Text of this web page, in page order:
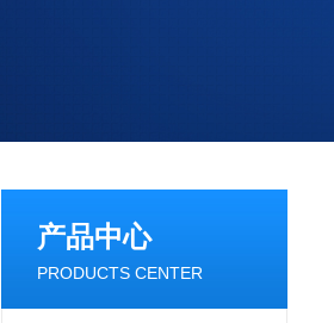
产品中心
PRODUCTS CENTER